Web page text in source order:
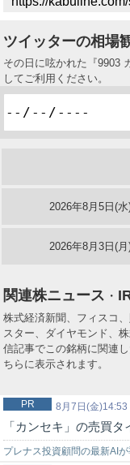
ツイッターの相場
その日に呟かれた『9903
してご利用ください。
2026年8月5日(水
2026年8月3日(月
関連株ニュース ・
株式経済新聞、フィスコ
スター、ダイヤモンド、
信記事でこの銘柄に関連
ちらに表示されます。
8月7日(金)14:53
PR
「カンセキ」の売買
プレナス投資顧問の最新AI